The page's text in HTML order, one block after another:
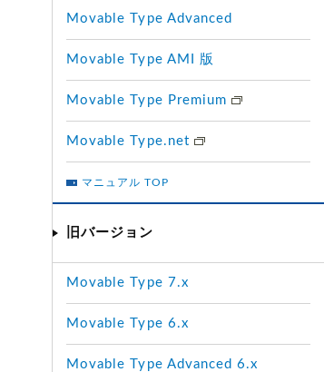
Movable Type Advanced
Movable Type AMI 版
Movable Type Premium
Movable Type.net
マニュアル TOP
旧バージョン
Movable Type 7.x
Movable Type 6.x
Movable Type Advanced 6.x